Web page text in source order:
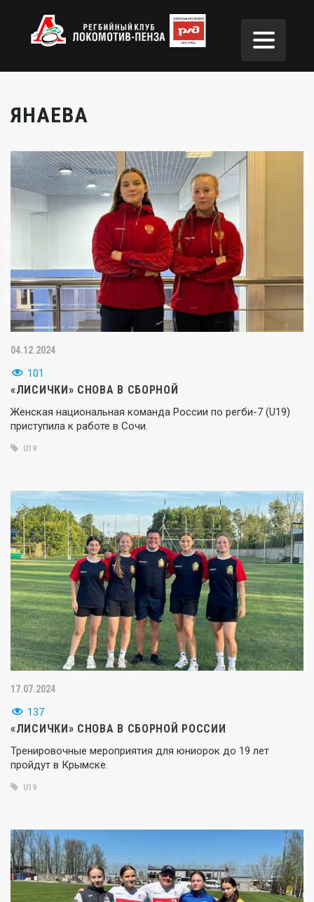
ЯНАЕВА
04.12.2024
101
«ЛИСИЧКИ» СНОВА В СБОРНОЙ
Женская национальная команда России по регби-7 (U19)
приступила к работе в Сочи.
U19
17.07.2024
137
«ЛИСИЧКИ» СНОВА В СБОРНОЙ РОССИИ
Тренировочные мероприятия для юниорок до 19 лет
пройдут в Крымске.
U19